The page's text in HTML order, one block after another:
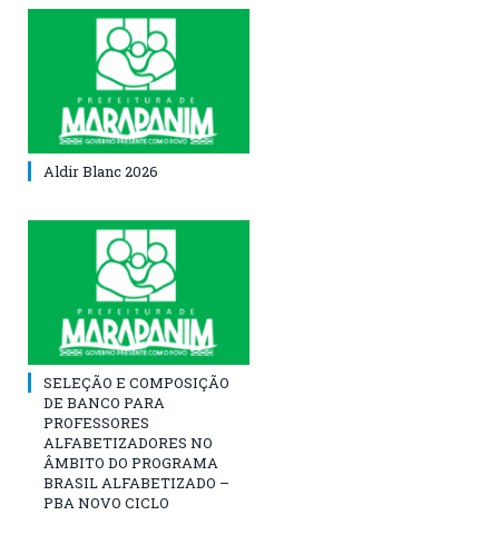
Aldir Blanc 2026
SELEÇÃO E COMPOSIÇÃO
DE BANCO PARA
PROFESSORES
ALFABETIZADORES NO
ÂMBITO DO PROGRAMA
BRASIL ALFABETIZADO –
PBA NOVO CICLO